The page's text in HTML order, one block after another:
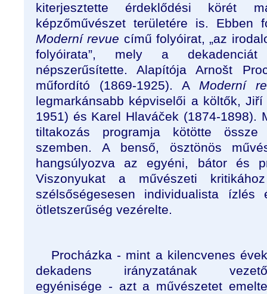
kiterjesztette érdeklődési körét
képzőművészet területére is. Ebben
Moderní revue című folyóirat, „az
folyóirata”, mely a
népszerűsítette. Alapítója Arnošt
műfordító (1869-1925). A Moderní
legmarkánsabb képviselői a költők,
1951) és Karel Hlaváček (1874-1898).
tiltakozás programja kötötte
szemben. A benső, ösztönös
hangsúlyozva az egyéni, bátor és
Viszonyukat a művészeti
szélsőségesesen individualista
ötletszerűség vezérelte.
Procházka - mint a kilencvenes évek
dekadens irányzatának vezető
egyénisége - azt a művészetet emelte